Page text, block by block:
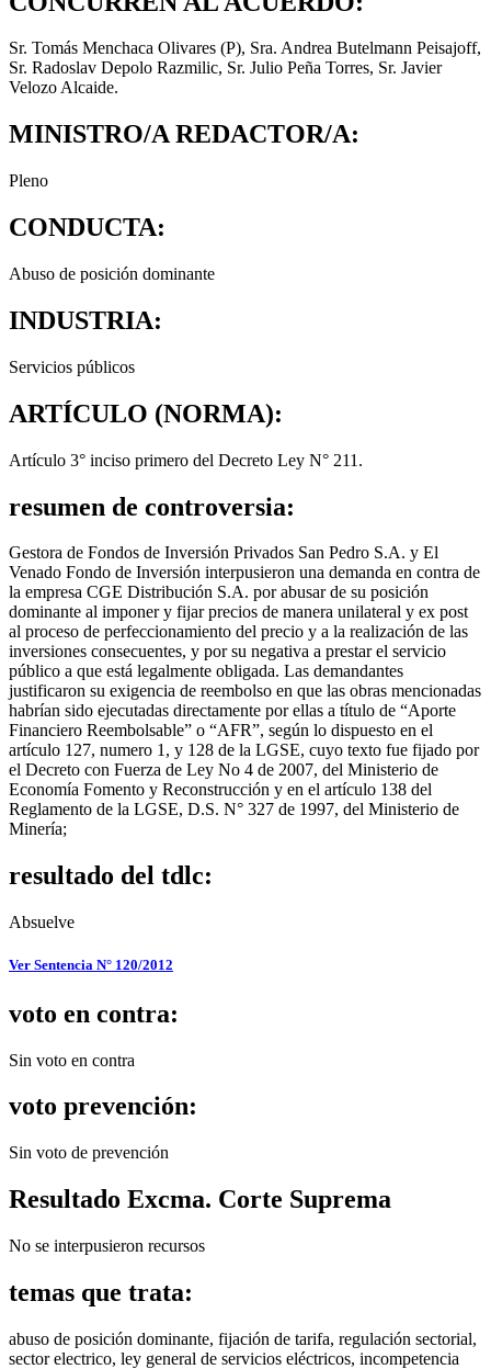
Sr. Tomás Menchaca Olivares (P), Sra. Andrea Butelmann Peisajoff,
Sr. Radoslav Depolo Razmilic, Sr. Julio Peña Torres, Sr. Javier
Velozo Alcaide.
MINISTRO/A REDACTOR/A:
Pleno
CONDUCTA:
Abuso de posición dominante
INDUSTRIA:
Servicios públicos
ARTÍCULO (NORMA):
Artículo 3° inciso primero del Decreto Ley N° 211.
resumen de controversia:
Gestora de Fondos de Inversión Privados San Pedro S.A. y El
Venado Fondo de Inversión interpusieron una demanda en contra de
la empresa CGE Distribución S.A. por abusar de su posición
dominante al imponer y fijar precios de manera unilateral y ex post
al proceso de perfeccionamiento del precio y a la realización de las
inversiones consecuentes, y por su negativa a prestar el servicio
público a que está legalmente obligada. Las demandantes
justificaron su exigencia de reembolso en que las obras mencionadas
habrían sido ejecutadas directamente por ellas a título de “Aporte
Financiero Reembolsable” o “AFR”, según lo dispuesto en el
artículo 127, numero 1, y 128 de la LGSE, cuyo texto fue fijado por
el Decreto con Fuerza de Ley No 4 de 2007, del Ministerio de
Economía Fomento y Reconstrucción y en el artículo 138 del
Reglamento de la LGSE, D.S. N° 327 de 1997, del Ministerio de
Minería;
resultado del tdlc:
Absuelve
Ver Sentencia N° 120/2012
voto en contra:
Sin voto en contra
voto prevención:
Sin voto de prevención
Resultado Excma. Corte Suprema
No se interpusieron recursos
temas que trata:
abuso de posición dominante, fijación de tarifa, regulación sectorial,
sector electrico, ley general de servicios eléctricos, incompetencia